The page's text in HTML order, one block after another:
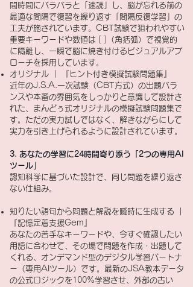
間時間にバラバラと「速読」し、脳が忘れる前の
最適な間隔で復習を繰り返す「間隔反復学習」の
工夫が施されています。CBT試験で狙われやすい
重要キーワードや数値は [ ]（角括弧）で視覚的
に隔離し、一瞬で脳に焼き付けるビジュアルアプ
ローチを採用しています。
オリジナル ｜ 『ヒント付き模擬試験問題集』
近年のJ.S.A.一次試験（CBT方式）の出題バラ
ンスや本番の雰囲気をしっかりと意識して設計さ
れた、まんどぅ式オリジナルの模擬試験問題集で
す。ただの実力試しではなく、解きながらにして
実力を引き上げられるように設計されています。
3. あなたの学習に24時間寄り添う「2つの専用AI
ツール」
認知科学に基づいた設計で、同じ問題を繰り返さ
ない仕組み。
知りたい語句から問題と解説を瞬時に生成する ｜
『記憶定着支援Gem』
あなたの苦手なキーワードや、今すぐ確認したい
用語に合わせて、その場で問題を作成・出題して
くれる、オンデマンド型のデジタル学習パートナ
ー（専用AIツール）です。最新のJSA教本データ
の公式ロジックを100%学習させ、外部の古い